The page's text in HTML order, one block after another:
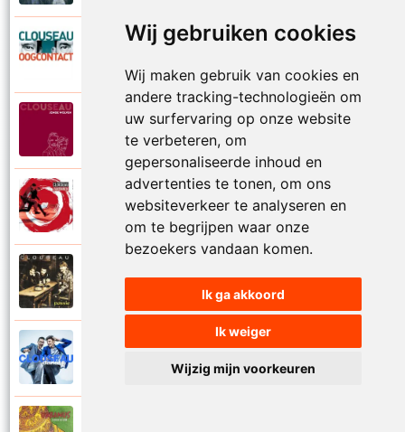
Wij gebruiken cookies
Wij maken gebruik van cookies en
andere tracking-technologieën om
uw surfervaring op onze website
te verbeteren, om
gepersonaliseerde inhoud en
advertenties te tonen, om ons
websiteverkeer te analyseren en
om te begrijpen waar onze
bezoekers vandaan komen.
Ik ga akkoord
Ik weiger
Wijzig mijn voorkeuren
Clouseau
Clouseau
Over morgen
Clouseau
Clouseau